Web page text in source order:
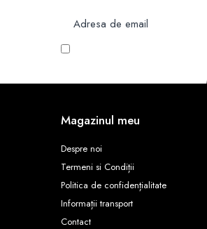
Vreau să primesc newsletter cu
Magazinul meu
Despre noi
Termeni si Condiții
Politica de confidențialitate
Informații transport
Contact